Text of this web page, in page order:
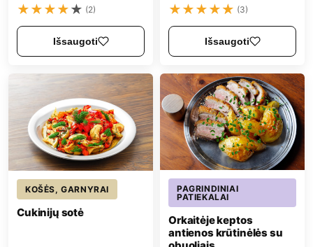
★★★★★ (2)
Išsaugoti
★★★★★ (3)
Išsaugoti
KOŠĖS, GARNYRAI
Cukinijų sotė
PAGRINDINIAI
PATIEKALAI
Orkaitėje keptos
antienos krūtinėlės su